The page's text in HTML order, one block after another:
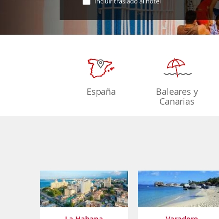
España
Baleares y
Canarias